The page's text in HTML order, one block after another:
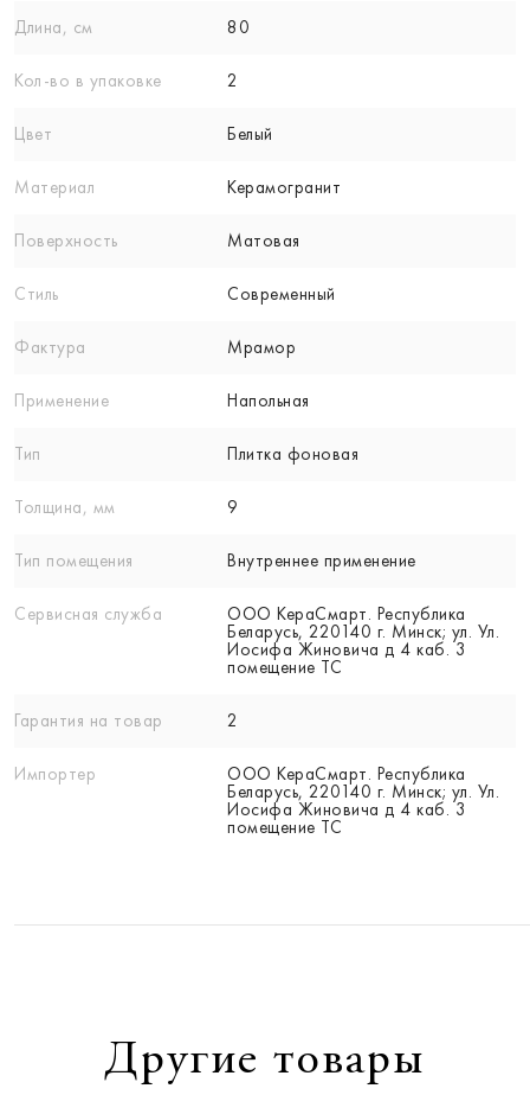
Длина, см 80
Кол-вo в упаковке 2
Цвет Белый
Материал Керамогранит
Поверхность Матовая
Стиль Современный
Фактура Мрамор
Применение Напольная
Тип Плитка фоновая
Толщина, мм 9
Тип помещения Внутреннее применение
Сервисная служба
ООО КераСмарт. Республика
Беларусь, 220140 г. Минск; ул. Ул.
Иосифа Жиновича д 4 каб. 3
помещение ТС
Гарантия на товар 2
Импортер
ООО КераСмарт. Республика
Беларусь, 220140 г. Минск; ул. Ул.
Иосифа Жиновича д 4 каб. 3
помещение ТС
Другие товары